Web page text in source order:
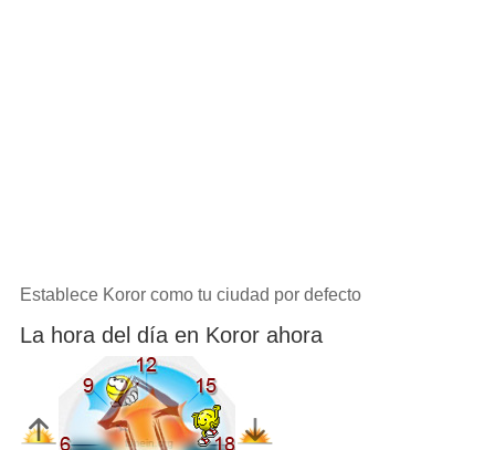
Establece Koror como tu ciudad por defecto
La hora del día en Koror ahora